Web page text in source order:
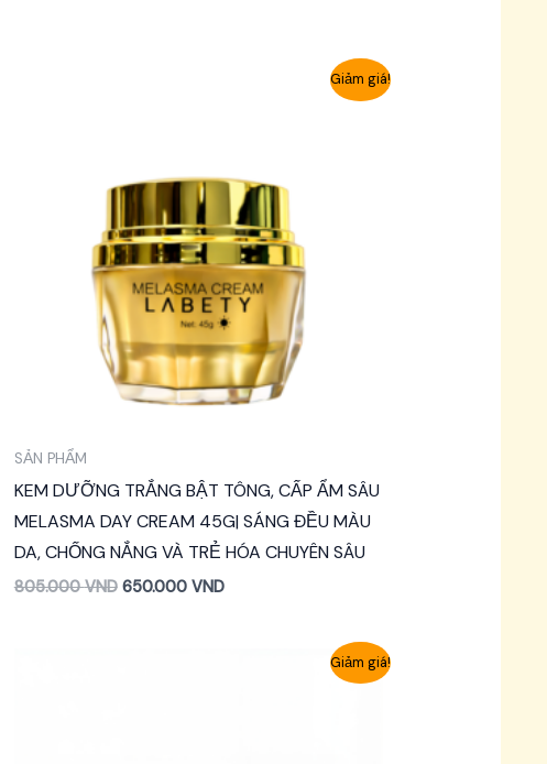
Giảm giá!
SẢN PHẨM
KEM DƯỠNG TRẮNG BẬT TÔNG, CẤP ẨM SÂU
MELASMA DAY CREAM 45G| SÁNG ĐỀU MÀU
DA, CHỐNG NẮNG VÀ TRẺ HÓA CHUYÊN SÂU
805.000VND 650.000 VND
Giảm giá!